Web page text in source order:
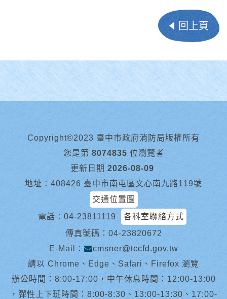
回上頁
Copyright©2023 臺中市政府消防局版權所有
您是第 8074835 位瀏覽者
更新日期 2026-08-09
地址︰408426 臺中市南屯區文心南九路119號
交通位置圖
電話︰ 04-23811119
各科室聯絡方式
傳真號碼：04-23820672
E-Mail︰
cmsner@tccfd.gov.tw
請以 Chrome、Edge、Safari、Firefox 瀏覽
辦公時間：8:00-17:00，中午休息時間：12:00-13:00
，彈性上下班時間：8:00-8:30、13:00-13:30、17:00-